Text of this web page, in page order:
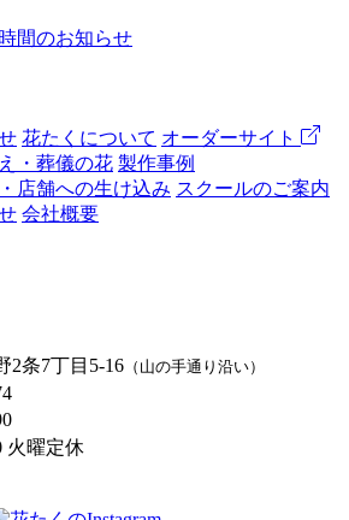
間のお知らせ
花たくについて オーダーサイト
・葬儀の花 製作事例
店舗への生け込み スクールのご案内
会社概要
2条7丁目5-16 （山の手通り沿い）
火曜定休